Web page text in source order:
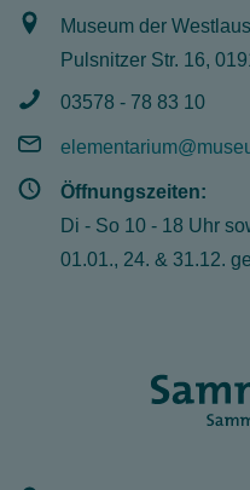
Museum der
Pulsnitzer Str. 16,
03578 - 78 83 10
Öffnungszeiten:
Di - So 10 - 18 Uhr
01.01., 24. & 31.12.